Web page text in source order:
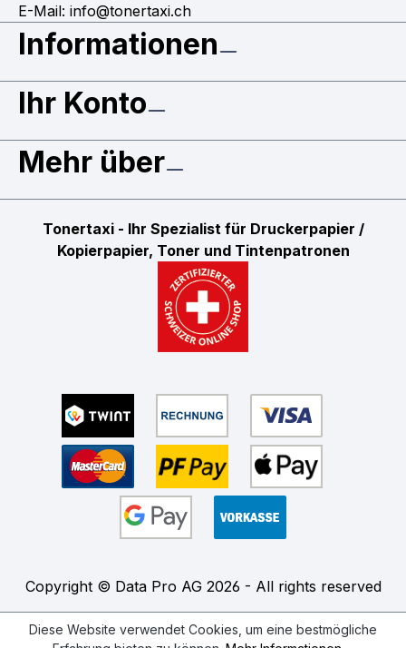
E-Mail: info@tonertaxi.ch
Informationen
Ihr Konto
Mehr über
Tonertaxi - Ihr Spezialist für Druckerpapier /
Kopierpapier, Toner und Tintenpatronen
Copyright © Data Pro AG 2026 - All rights reserved
Diese Website verwendet Cookies, um eine bestmögliche